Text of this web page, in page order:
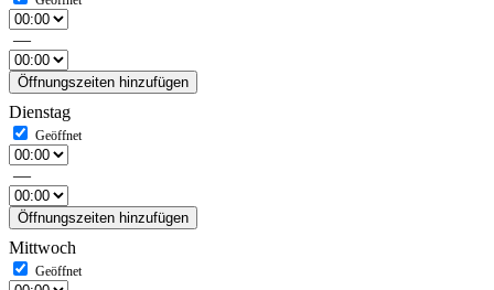
—
Öffnungszeiten hinzufügen
Dienstag
—
Öffnungszeiten hinzufügen
Mittwoch